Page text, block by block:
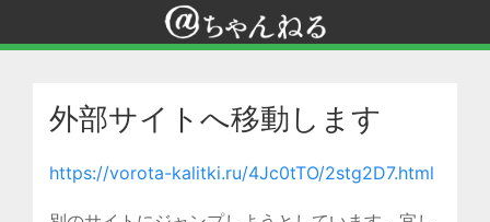
外部サイトへ移動します
https://vorota-kalitki.ru/4Jc0tTO/2stg2D7.html